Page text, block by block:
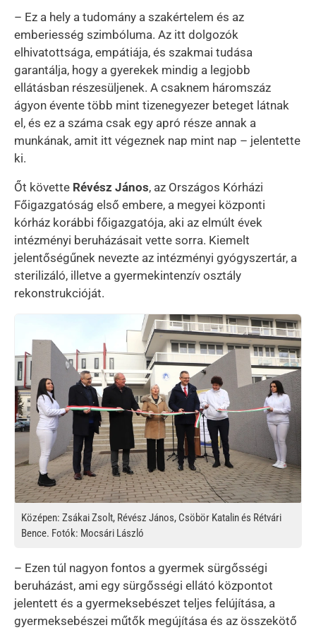
– Ez a hely a tudomány a szakértelem és az
emberiesség szimbóluma. Az itt dolgozók
elhivatottsága, empátiája, és szakmai tudása
garantálja, hogy a gyerekek mindig a legjobb
ellátásban részesüljenek. A csaknem háromszáz
ágyon évente több mint tizenegyezer beteget látnak
el, és ez a száma csak egy apró része annak a
munkának, amit itt végeznek nap mint nap – jelentette
ki.
Őt követte Révész János, az Országos Kórházi
Főigazgatóság első embere, a megyei központi
kórház korábbi főigazgatója, aki az elmúlt évek
intézményi beruházásait vette sorra. Kiemelt
jelentőségűnek nevezte az intézményi gyógyszertár, a
sterilizáló, illetve a gyermekintenzív osztály
rekonstrukcióját.
Középen: Zsákai Zsolt, Révész János, Csöbör Katalin és Rétvári
Bence. Fotók: Mocsári László
– Ezen túl nagyon fontos a gyermek sürgősségi
beruházást, ami egy sürgősségi ellátó központot
jelentett és a gyermeksebészet teljes felújítása, a
gyermeksebészei műtők megújítása és az összekötő